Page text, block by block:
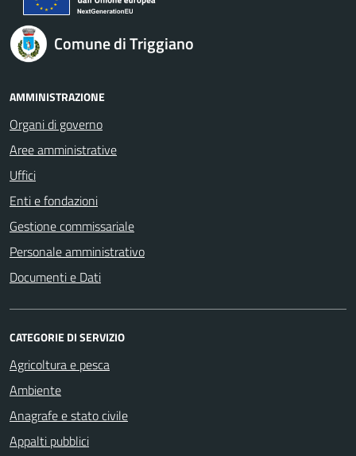
Comune di Triggiano
AMMINISTRAZIONE
Organi di governo
Aree amministrative
Uffici
Enti e fondazioni
Gestione commissariale
Personale amministrativo
Documenti e Dati
CATEGORIE DI SERVIZIO
Agricoltura e pesca
Ambiente
Anagrafe e stato civile
Appalti pubblici